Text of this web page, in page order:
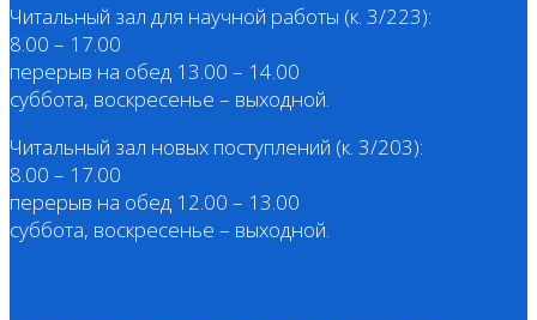
Читальный зал для научной работы (к. 3/223):
8.00 – 17.00
перерыв на обед 13.00 – 14.00
суббота, воскресенье – выходной.
Читальный зал новых поступлений (к. 3/203):
8.00 – 17.00
перерыв на обед 12.00 – 13.00
суббота, воскресенье – выходной.